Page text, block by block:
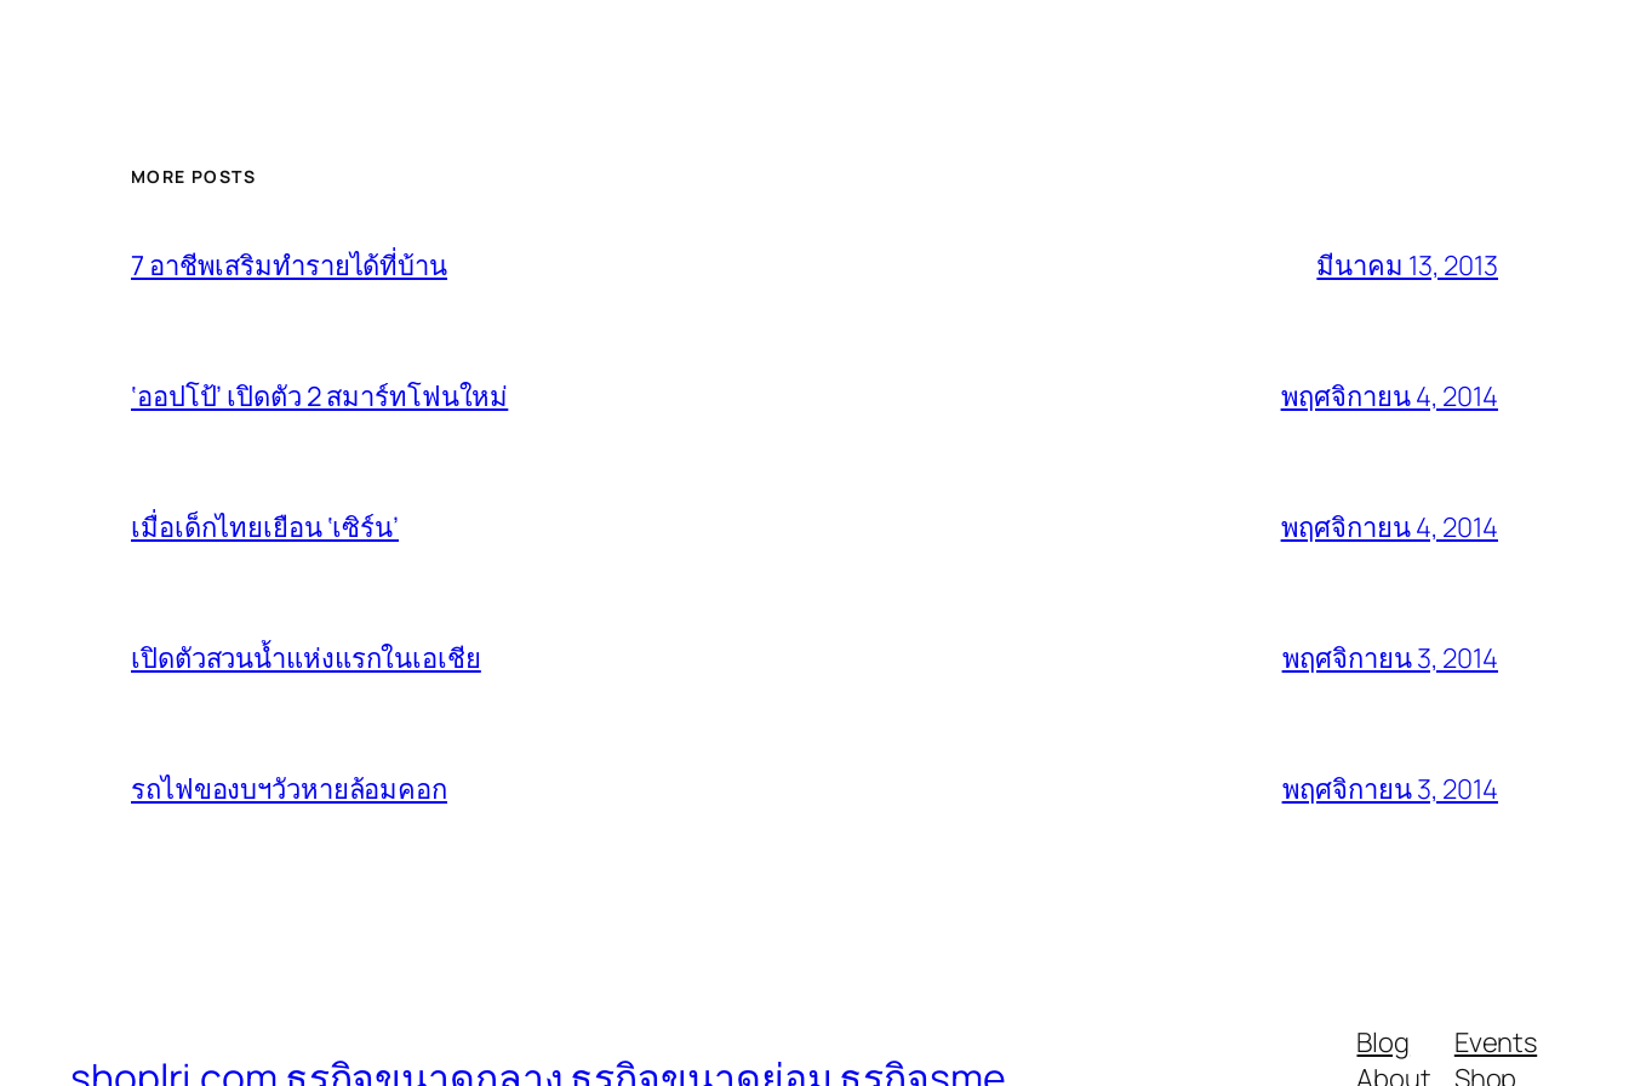
MORE POSTS
7 อาชีพเสริมทำรายได้ที่บ้าน มีนาคม 13, 2013
‘ออปโป้’ เปิดตัว 2 สมาร์ทโฟนใหม่ พฤศจิกายน 4, 2014
เมื่อเด็กไทยเยือน ‘เซิร์น’ พฤศจิกายน 4, 2014
เปิดตัวสวนน้ำแห่งแรกในเอเชีย พฤศจิกายน 3, 2014
รถไฟของบฯวัวหายล้อมคอก พฤศจิกายน 3, 2014
Blog
About
Events
Shop